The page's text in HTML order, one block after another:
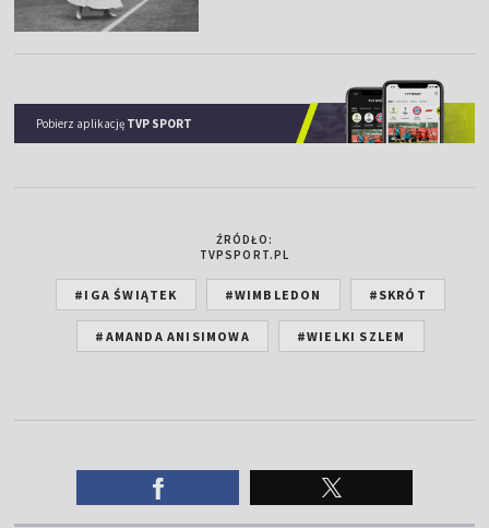
Pobierz aplikację TVP SPORT
ŹRÓDŁO:
TVPSPORT.PL
#IGA ŚWIĄTEK #WIMBLEDON #SKRÓT
#AMANDA ANISIMOWA #WIELKI SZLEM